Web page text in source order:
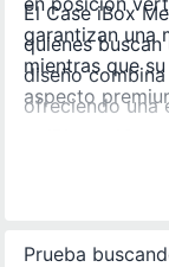
garantizan una
mientras que
aspecto
El Case iBox
quienes
diseño
ofreciendo una
Prueba